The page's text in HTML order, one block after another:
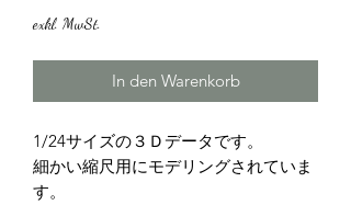
exkl. MwSt.
In den Warenkorb
1/24サイズの３Ｄデータです。
細かい縮尺用にモデリングされていま
す。